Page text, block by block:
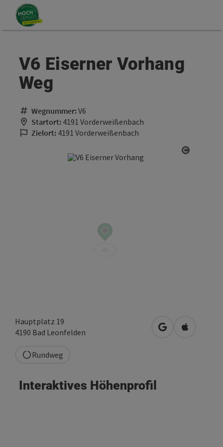
Zum Inhalt
Zum Seitenanfang
V6 Eiserner Vorhang
Weg
Wegnummer:V6
Startort: 4191 Vorderweißenbach
Zielort: 4191 Vorderweißenbach
Hauptplatz 19
4190 Bad Leonfelden in Google Maps
in Apple
Rundweg
Interaktives Höhenprofil